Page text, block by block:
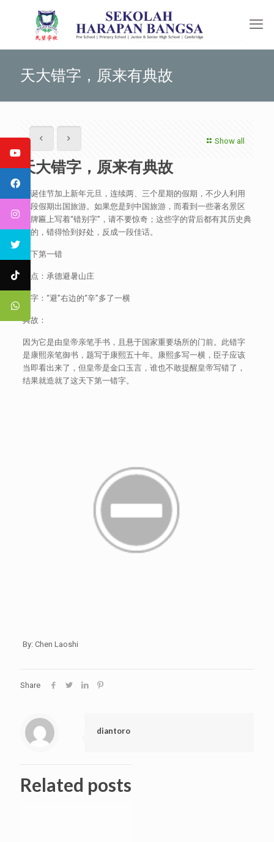
天大错字，原来有典故
Show all
天大错字，原来有典故
圣诞佳节加上新年元旦，连续两、三个星期的假期，不少人利用
这段假期出国旅游。如果您是到中国旅游，而看到一些著名景区
的牌匾上写着“错别字”，请不要惊奇；这些字的背后都有其历史典
故的，错得恰到好处，反成一段佳话。
天下第一错
地点：承德避暑山庄
错字：“避”右边的“辛”多了一横
典故：
因为它是由皇帝亲笔手书，且悬于国家重要场所的门前。此错字
是康熙亲笔御书，题写于康熙五十年。康熙多写一横，臣子应该
当即看出来了，但皇帝是金口玉言，谁也不敢提醒皇帝写错了，
结果就造就了这天下第一错字。
By: Chen Laoshi
Share
diantoro
Related posts